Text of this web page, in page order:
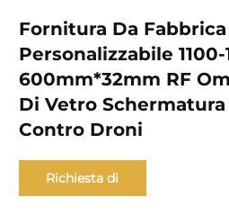
Fornitura Da
Personalizzabile 1100-
600mm*32mm RF
Di Vetro
Contro Droni
Richiesta di